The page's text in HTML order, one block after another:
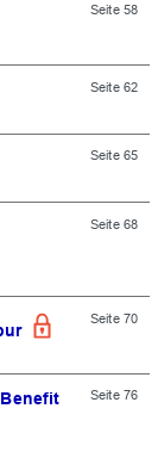
Seite 58
Seite 62
Seite 65
Seite 68
Seite 70
Seite 76